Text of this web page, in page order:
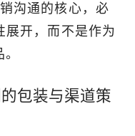
沟通的核心，必
展开，而不是作为
包装与渠道策